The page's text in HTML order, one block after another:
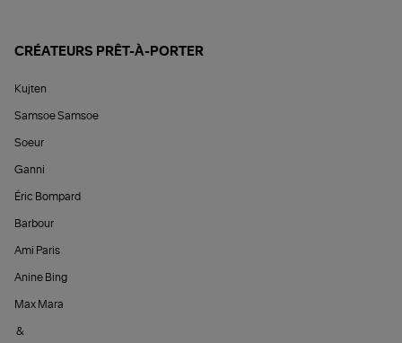
CRÉATEURS PRÊT-À-PORTER
Kujten
Samsoe Samsoe
Soeur
Ganni
Éric Bompard
Barbour
Ami Paris
Anine Bing
Max Mara
&